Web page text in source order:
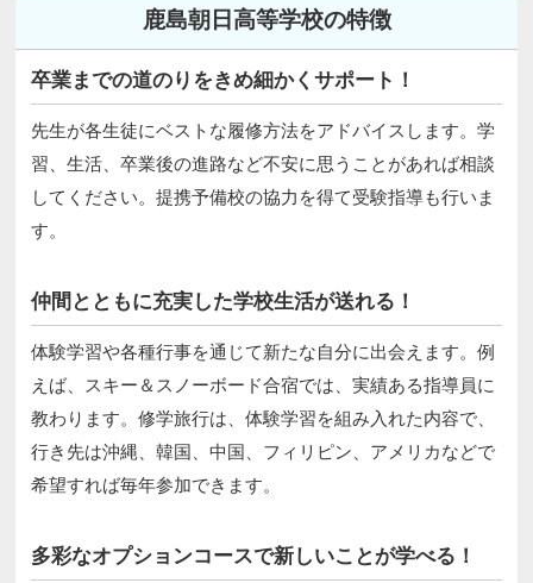
鹿島朝日高等学校の特徴
卒業までの道のりをきめ細かくサポート！
先生が各生徒にベストな履修方法をアドバイスします。学
習、生活、卒業後の進路など不安に思うことがあれば相談
してください。提携予備校の協力を得て受験指導も行いま
す。
仲間とともに充実した学校生活が送れる！
体験学習や各種行事を通じて新たな自分に出会えます。例
えば、スキー＆スノーボード合宿では、実績ある指導員に
教わります。修学旅行は、体験学習を組み入れた内容で、
行き先は沖縄、韓国、中国、フィリピン、アメリカなどで
希望すれば毎年参加できます。
多彩なオプションコースで新しいことが学べる！